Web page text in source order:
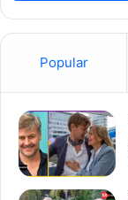
Popular